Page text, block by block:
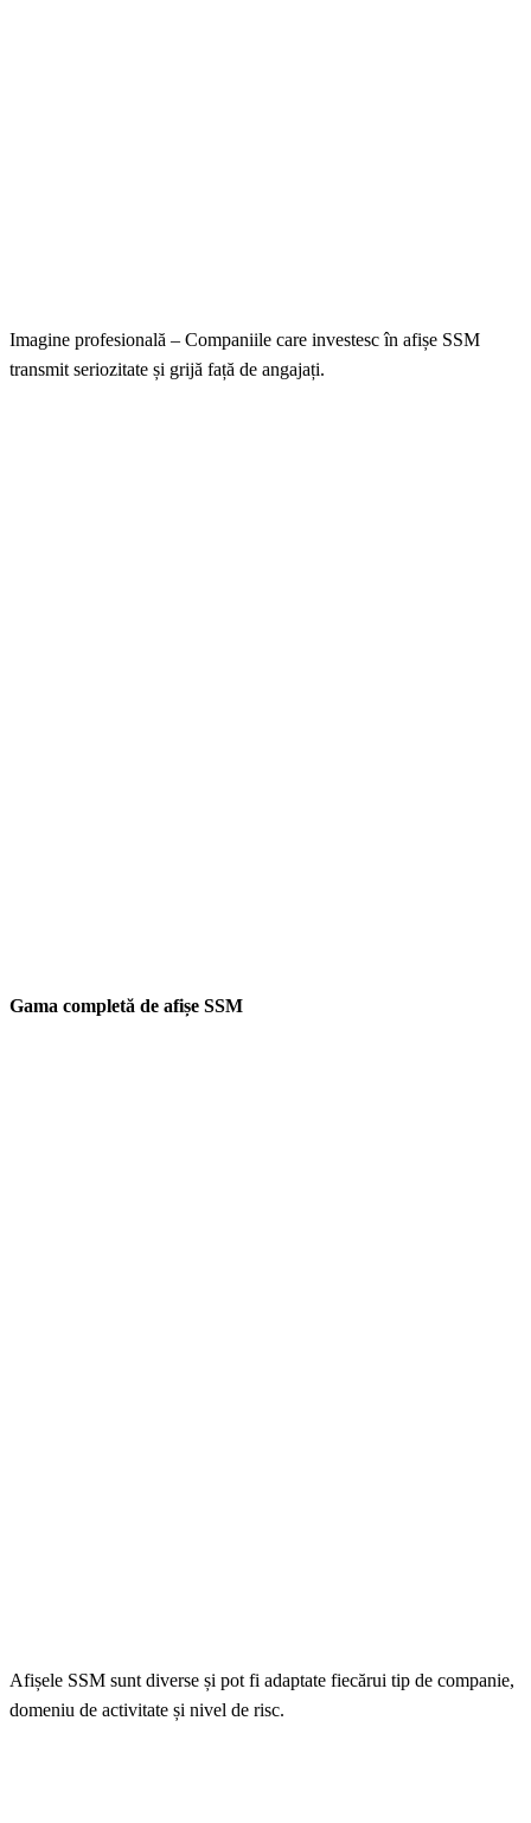
Imagine profesională – Companiile care investesc în afișe SSM
transmit seriozitate și grijă față de angajați.
Gama completă de afișe SSM
Afișele SSM sunt diverse și pot fi adaptate fiecărui tip de companie,
domeniu de activitate și nivel de risc.